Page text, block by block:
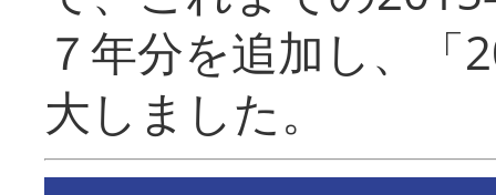
７年分を追加し、「
大しまし